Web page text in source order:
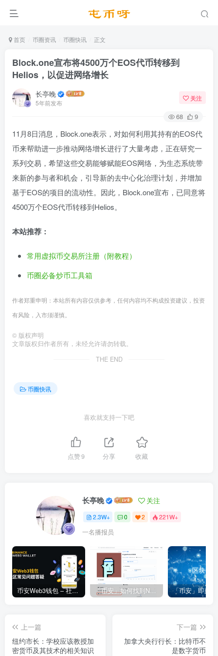
首页 币圈资讯 币圈快讯 正文
Block.one宣布将4500万个EOS代币转移到
Helios，以促进网络增长
长亭晚
5年前发布
关注
68 9
11月8日消息，Block.one表示，对如何利用其持有的EOS代
币来帮助进一步推动网络增长进行了大量考虑，正在研究一
系列交易，希望这些交易能够赋能EOS网络，为生态系统带
来新的参与者和机会，引导新的去中心化治理计划，并增加
基于EOS的项目的流动性。因此，Block.one宣布，已同意将
4500万个EOS代币转移到Helios。
本站推荐：
常用虚拟币交易所注册（附教程）
币圈必备炒币工具箱
作者郑重申明：本站所有内容仅供参考，任何内容均不构成投资建议，投资
有风险，入市须谨慎。
© 版权声明
文章版权归作者所有，未经允许请勿转载。
THE END
币圈快讯
喜欢就支持一下吧
点赞9 分享 收藏
长亭晚 关注
2.3W+ 0 2 221W+
一名播报员
币安Web3钱包 – 社区常见问题答疑 「币安」如何找到NFT合约地址？
上一篇
纽约市长：学校应该教授加
密货币及其技术的相关知识
下一篇
加拿大央行行长：比特币不
是数字货币